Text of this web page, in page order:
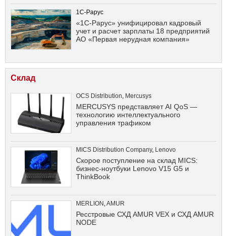
1С-Рарус
«1С-Рарус» унифицировал кадровый
учет и расчет зарплаты 18 предприятий
АО «Первая нерудная компания»
Склад
OCS Distribution, Mercusys
MERCUSYS представляет AI QoS —
технологию интеллектуального
управления трафиком
MICS Distribution Company, Lenovo
Скорое поступление на склад MICS:
бизнес-ноутбуки Lenovo V15 G5 и
ThinkBook
MERLION ,AMUR
Ресстровые СХД AMUR VEX и СХД AMUR
NODE